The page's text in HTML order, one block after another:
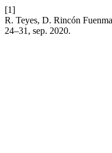
[1]
R. Teyes, D. Rincón
24–31, sep. 2020.